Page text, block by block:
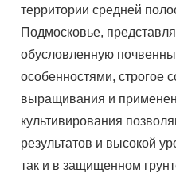
территории средней
Подмосковье,
обусловленную
особенностями, строгое
выращивания и
культивирования
результатов и высокой
так и в защищенном